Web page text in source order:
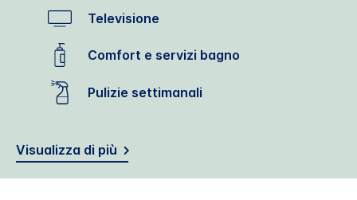
Televisione
Comfort e servizi bagno
Pulizie settimanali
Visualizza di più